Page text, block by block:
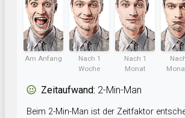
Am Anfang
Nach 1
Woche
Nach 1
Monat
Zeitaufwand: 2-Min-Man
Beim 2-Min-Man ist der Zeitfaktor